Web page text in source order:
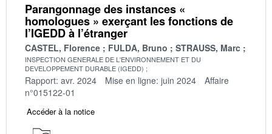
Parangonnage des instances «
homologues » exerçant les fonctions de
l’IGEDD à l’étranger
CASTEL, Florence FULDA, Bruno STRAUSS, Marc
INSPECTION GENERALE DE L'ENVIRONNEMENT ET DU
DEVELOPPEMENT DURABLE (IGEDD)
Rapport: avr. 2024 Mise en ligne: juin 2024
Affaire
n°015122-01
Accéder à la notice